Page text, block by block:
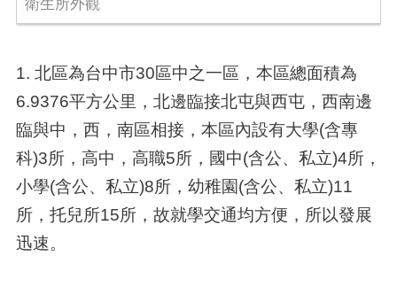
衛生所外觀
1. 北區為台中市30區中之一區，本區總面積為
6.9376平方公里，北邊臨接北屯與西屯，西南邊
臨與中，西，南區相接，本區內設有大學(含專
科)3所，高中，高職5所，國中(含公、私立)4所，
小學(含公、私立)8所，幼稚園(含公、私立)11
所，托兒所15所，故就學交通均方便，所以發展
迅速。